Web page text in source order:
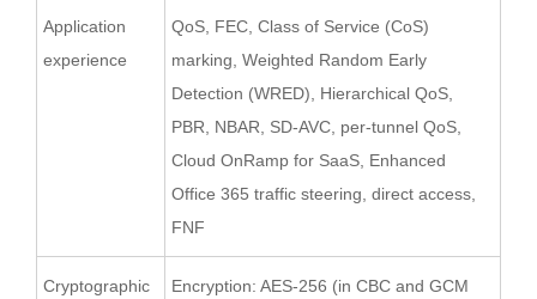
Application
experience
QoS, FEC, Class of Service (CoS)
marking, Weighted Random Early
Detection (WRED), Hierarchical QoS,
PBR, NBAR, SD-AVC, per-tunnel QoS,
Cloud OnRamp for SaaS, Enhanced
Office 365 traffic steering, direct access,
FNF
Cryptographic
Encryption: AES-256 (in CBC and GCM